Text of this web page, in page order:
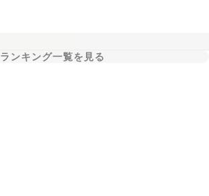
ランキング一覧を見る